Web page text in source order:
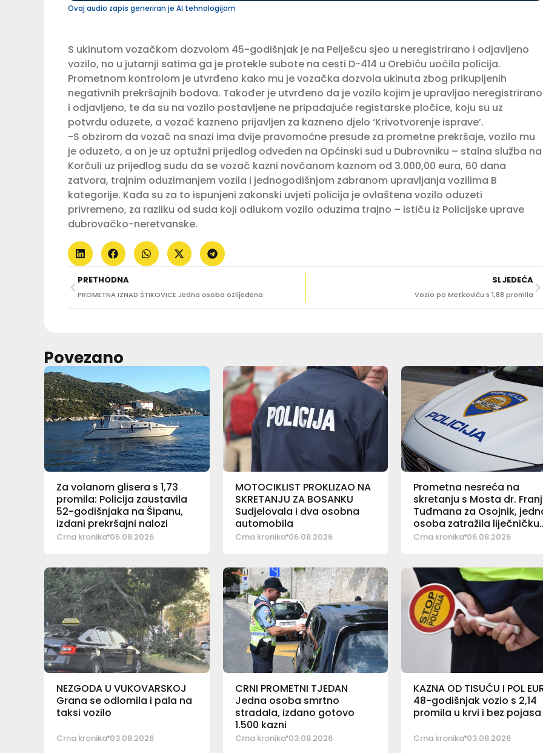
Ovaj audio zapis generiran je AI tehnologijom
S ukinutom vozačkom dozvolom 45-godišnjak je na Pelješcu sjeo u neregistrirano i odjavljeno
vozilo, no u jutarnji satima ga je protekle subote na cesti D-414 u Orebiću uočila policija.
Prometnom kontrolom je utvrđeno kako mu je vozačka dozvola ukinuta zbog prikupljenih
negativnih prekršajnih bodova. Također je utvrđeno da je vozilo kojim je upravljao neregistrirano
i odjavljeno, te da su na vozilo postavljene ne pripadajuće registarske pločice, koju su uz
potvrdu oduzete, a vozač kazneno prijavljen za kazneno djelo ‘Krivotvorenje isprave’.
-S obzirom da vozač na snazi ima dvije pravomoćne presude za prometne prekršaje, vozilo mu
je oduzeto, a on je uz optužni prijedlog odveden na Općinski sud u Dubrovniku – stalna služba na
Korčuli uz prijedlog sudu da se vozač kazni novčanom kaznom od 3.000,00 eura, 60 dana
zatvora, trajnim oduzimanjem vozila i jednogodišnjom zabranom upravljanja vozilima B
kategorije. Kada su za to ispunjeni zakonski uvjeti policija je ovlaštena vozilo oduzeti
privremeno, za razliku od suda koji odlukom vozilo oduzima trajno – ističu iz Policijske uprave
dubrovačko-neretvanske.
PRETHODNA
PROMETNA IZNAD ŠTIKOVICE Jedna osoba ozlijeđena
SLJEDEĆA
Vozio po Metkoviću s 1,88 promila
Povezano
Za volanom glisera s 1,73
promila: Policija zaustavila
52-godišnjaka na Šipanu,
izdani prekršajni nalozi
Crna kronika 06.08.2026
MOTOCIKLIST PROKLIZAO NA
SKRETANJU ZA BOSANKU
Sudjelovala i dva osobna
automobila
Crna kronika 06.08.2026
Prometna nesreća na
skretanju s Mosta dr.
Tuđmana za Osojnik,
osoba zatražila liječničku
pomoć
Crna kronika 06.08.2026
NEZGODA U VUKOVARSKOJ
Grana se odlomila i pala na
taksi vozilo
Crna kronika 03.08.2026
CRNI PROMETNI TJEDAN
Jedna osoba smrtno
stradala, izdano gotovo
1.500 kazni
Crna kronika 03.08.2026
KAZNA OD TISUĆU I POL
48-godišnjak vozio s 2,14
promila u krvi i bez pojasa
Crna kronika 03.08.2026